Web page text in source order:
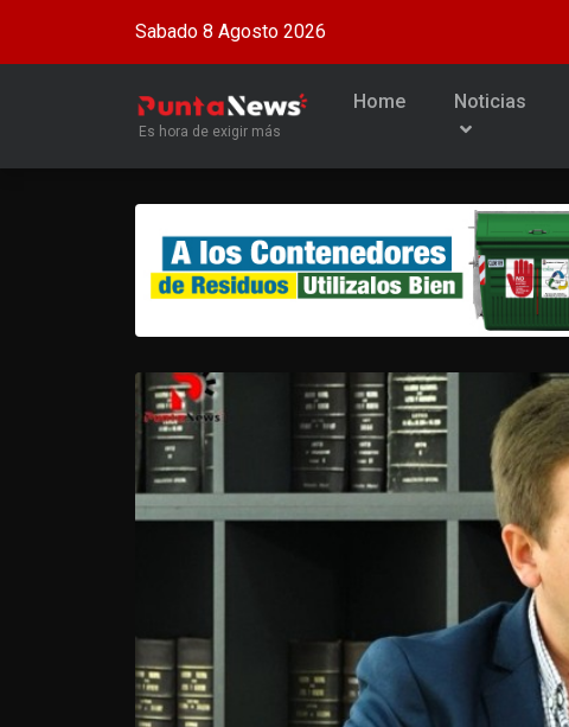
Sabado 8 Agosto 2026
Es hora de exigir más
Home Noticias